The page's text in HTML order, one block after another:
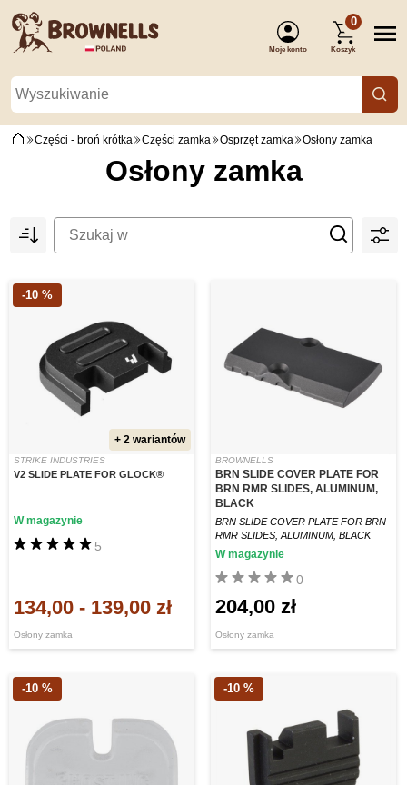
Moje konto
0
Koszyk
Części - broń krótka Części zamka Osprzęt zamka Osłony zamka
Osłony zamka
-10 %
+ 2 wariantów
STRIKE INDUSTRIES
V2 SLIDE PLATE FOR GLOCK®
Osłony zamka
5
W magazynie
134,00 - 139,00 zł
BROWNELLS
BRN SLIDE COVER PLATE FOR
BRN RMR SLIDES, ALUMINUM,
BLACK
BRN SLIDE COVER PLATE FOR BRN
RMR SLIDES, ALUMINUM, BLACK
Osłony zamka
0
W magazynie
204,00 zł
-10 % -10 %